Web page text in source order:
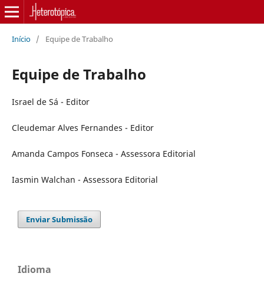
Início / Equipe de Trabalho
Equipe de Trabalho
Israel de Sá - Editor
Cleudemar Alves Fernandes - Editor
Amanda Campos Fonseca - Assessora Editorial
Iasmin Walchan - Assessora Editorial
Enviar Submissão
Idioma